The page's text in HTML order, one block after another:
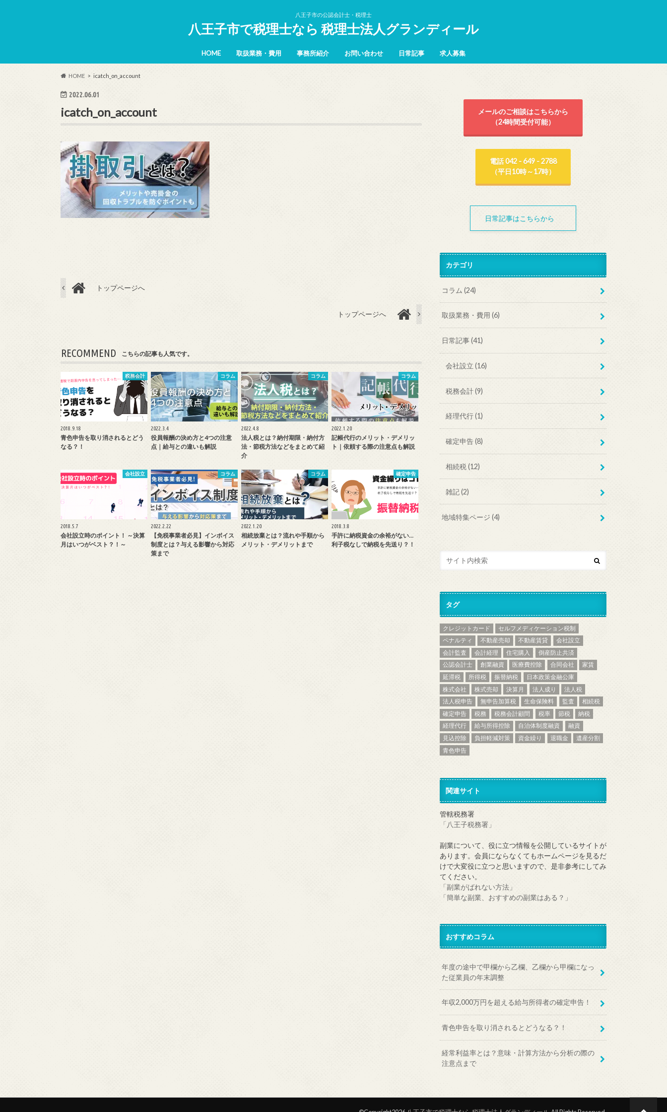
八王子市の公認会計士・税理士
八王子市で税理士なら 税理士法人グランディール
HOME 取扱業務・費用 事務所紹介 お問い合わせ 日常記事 求人募集
HOME icatch_on_account
2022.06.01
icatch_on_account
トップページへ
トップページへ
RECOMMEND こちらの記事も人気です。
税務会計
2018.9.18
青色申告を取り消されるとどう
なる？！
コラム
2022.3.4
役員報酬の決め方と4つの注意
点｜給与との違いも解説
コラム
2022.4.8
法人税とは？納付期限・納付方
法・節税方法などをまとめて紹
介
コラム
2022.1.20
記帳代行のメリット・デメリッ
ト｜依頼する際の注意点も解説
会社設立
2018.5.7
会社設立時のポイント！ ～決算
月はいつがベスト？！～
コラム
2022.2.22
【免税事業者必見】インボイス
制度とは？与える影響から対応
策まで
コラム
2022.1.20
相続放棄とは？流れや手順から
メリット・デメリットまで
確定申告
2018.3.8
手許に納税資金の余裕がない…
利子税なしで納税を先送り？！
メールのご相談はこちらから
（24時間受付可能）
電話 042 - 649 - 2788
（平日10時～17時）
日常記事はこちらから
カテゴリ
コラム(24)
取扱業務・費用(6)
日常記事(41)
会社設立 (16)
税務会計(9)
経理代行(1)
確定申告(8)
相続税 (12)
雑記(2)
地域特集ページ(4)
タグ
クレジットカード
セルフメディケーション税制
ペナルティ
不動産売却 不動産賃貸
会社設立
会計監査
会計経理 住宅購入
倒産防止共済
公認会計士
創業融資 医療費控除 合同会社
家賃
延滞税
所得税 振替納税
日本政策金融公庫
株式会社
株式売却 決算月 法人成り
法人税
法人税申告
無申告加算税 生命保険料 監査
相続税
確定申告
税務 税務会計顧問 税率 節税
納税
経理代行
給与所得控除 自治体制度融資
融資
見込控除
負担軽減対策 資金繰り 退職金
遺産分割
青色申告
関連サイト
管轄税務署
「八王子税務署」
副業について、役に立つ情報を公開しているサイトが
あります。会員にならなくてもホームページを見るだ
けで大変役に立つと思いますので、是非参考にしてみ
てください。
「副業がばれない方法」
「簡単な副業、おすすめの副業はある？」
おすすめコラム
年度の途中で甲欄から乙欄、乙欄から甲欄になっ
た従業員の年末調整
年収2,000万円を超える給与所得者の確定申告！
青色申告を取り消されるとどうなる？！
経常利益率とは？意味・計算方法から分析の際の
注意点まで